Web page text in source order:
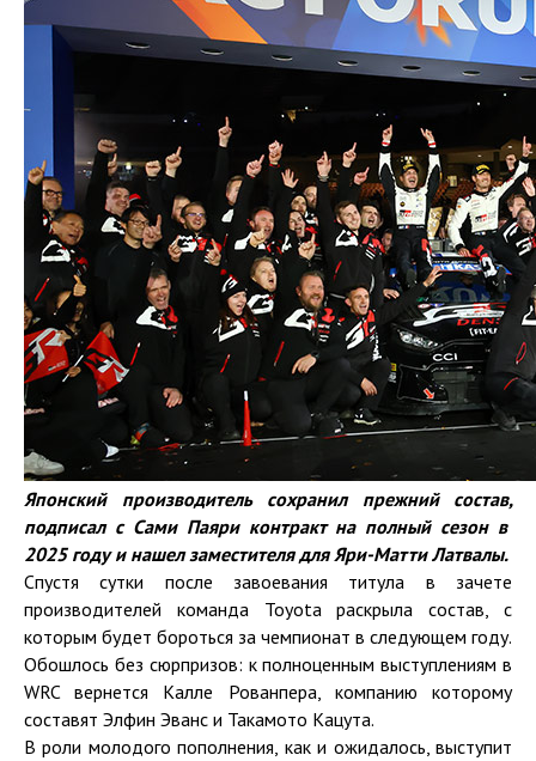
Японский производитель сохранил прежний состав,
подписал с Сами Паяри контракт на полный сезон в
2025 году и нашел заместителядляЯри-Матти Латвалы.
Спустя сутки после завоевания титула в зачете
производителей команда Toyota раскрыла состав, с
которым будет бороться за чемпионат в следующем году.
Обошлось без сюрпризов: к полноценным выступлениям в
WRC вернется Калле Рованпера, компанию которому
составят Элфин Эванс и Такамото Кацута.
В роли молодого пополнения, как и ожидалось, выступит